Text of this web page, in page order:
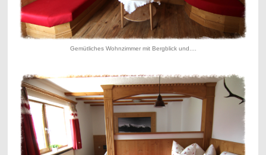
Gemütliches Wohnzimmer mit Bergblick und....